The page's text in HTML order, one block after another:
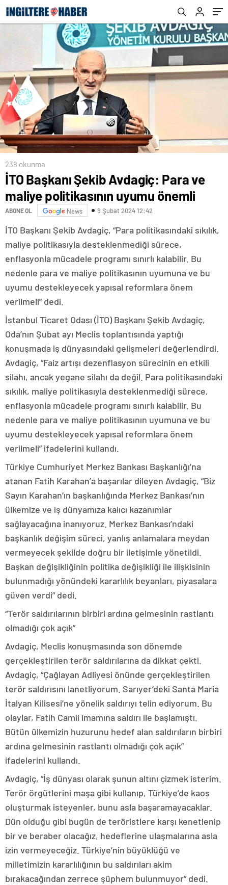
238 okunma
İTO Başkanı Şekib Avdagiç: Para ve
maliye politikasının uyumu önemli
ABONE OL News 9 Şubat 2024 12:42
İTO Başkanı Şekib Avdagiç, “Para politikasındaki sıkılık,
maliye politikasıyla desteklenmediği sürece,
enflasyonla mücadele programı sınırlı kalabilir. Bu
nedenle para ve maliye politikasının uyumuna ve bu
uyumu destekleyecek yapısal reformlara önem
verilmeli” dedi.
İstanbul Ticaret Odası (İTO) Başkanı Şekib Avdagiç,
Oda’nın Şubat ayı Meclis toplantısında yaptığı
konuşmada iş dünyasındaki gelişmeleri değerlendirdi.
Avdagiç, “Faiz artışı dezenflasyon sürecinin en etkili
silahı, ancak yegane silahı da değil. Para politikasındaki
sıkılık, maliye politikasıyla desteklenmediği sürece,
enflasyonla mücadele programı sınırlı kalabilir. Bu
nedenle para ve maliye politikasının uyumuna ve bu
uyumu destekleyecek yapısal reformlara önem
verilmeli” ifadelerini kullandı.
Türkiye Cumhuriyet Merkez Bankası Başkanlığı’na
atanan Fatih Karahan’a başarılar dileyen Avdagiç, “Biz
Sayın Karahan’ın başkanlığında Merkez Bankası’nın
ülkemize ve iş dünyamıza kalıcı kazanımlar
sağlayacağına inanıyoruz. Merkez Bankası’ndaki
başkanlık değişim süreci, yanlış anlamalara meydan
vermeyecek şekilde doğru bir iletişimle yönetildi.
Başkan değişikliğinin politika değişikliği ile ilişkisinin
bulunmadığı yönündeki kararlılık beyanları, piyasalara
güven verdi” dedi.
“Terör saldırılarının birbiri ardına gelmesinin rastlantı
olmadığı çok açık”
Avdagiç, Meclis konuşmasında son dönemde
gerçekleştirilen terör saldırılarına da dikkat çekti.
Avdagiç, “Çağlayan Adliyesi önünde gerçekleştirilen
terör saldırısını lanetliyorum. Sarıyer’deki Santa Maria
İtalyan Kilisesi’ne yönelik saldırıyı telin ediyorum. Bu
olaylar, Fatih Camii imamına saldırı ile başlamıştı.
Bütün ülkemizin huzurunu hedef alan saldırıların birbiri
ardına gelmesinin rastlantı olmadığı çok açık”
ifadelerini kullandı.
Avdagiç, “İş dünyası olarak şunun altını çizmek isterim.
Terör örgütlerini maşa gibi kullanıp, Türkiye’de kaos
oluşturmak isteyenler, bunu asla başaramayacaklar.
Dün olduğu gibi bugün de teröristlere karşı kenetlenip
bir ve beraber olacağız, hedeflerine ulaşmalarına asla
izin vermeyeceğiz. Türkiye’nin büyüklüğü ve
milletimizin kararlılığının bu saldırıları akim
bırakacağından zerrece şüphem bulunmuyor” dedi.